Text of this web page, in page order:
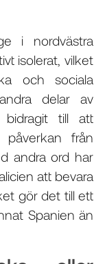
i nordvästra
isolerat, vilket
och sociala
delar av
bidragit till att
påverkan från
andra ord har
att bevara
gör det till ett
Spanien än